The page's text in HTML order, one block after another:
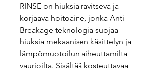
RINSE on hiuksia ravitseva ja
korjaava hoitoaine, jonka Anti-
Breakage teknologia suojaa
hiuksia mekaanisen käsittelyn ja
lämpömuotoilun aiheuttamilta
vaurioilta. Sisältää kosteuttavaa